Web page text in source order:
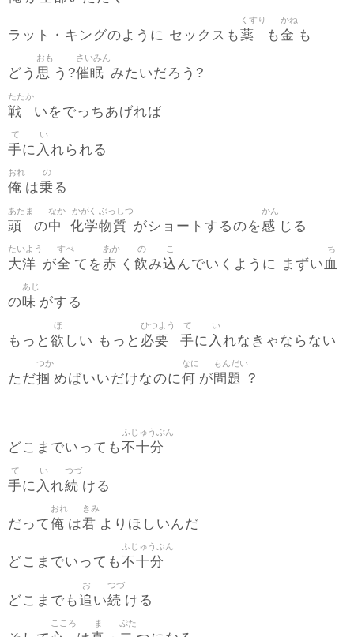
ラット・キングのように セックスも薬
くすり
も金
かね
も
どう 思
おも
う?催眠
さいみん
みたいだろう?
戦
たたか
いをでっちあげれば
手
て
に 入
い
れられる
俺
おれ
は乗
の
る
頭
あたま
の中
なか
化学
かがく
物質
ぶっしつ
がショートするのを感
かん
じる
大洋
たいよう
が全
すべ
てを赤
あか
く 飲
の
み込
こ
んでいくように まずい 血
ち
の味
あじ
がする
もっと 欲
ほ
しい もっと 必要
ひつよう
手
て
に 入
い
れなきゃならない
ただ掴
つか
めばいいだけなのに何
なに
が問題
もんだい
?
どこまでいっても不十分
ふじゅうぶん
手
て
に 入
い
れ続
つづ
ける
だって俺
おれ
は君
きみ
よりほしいんだ
どこまでいっても不十分
ふじゅうぶん
どこまでも追
お
い続
つづ
ける
こころ ま ぷた